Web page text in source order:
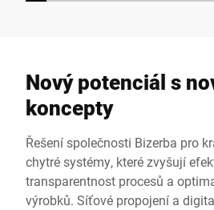
Nový potenciál s
koncepty
Řešení společnosti Bizerba pro
chytré systémy, které zvyšují
transparentnost procesů a
výrobků. Síťové propojení a